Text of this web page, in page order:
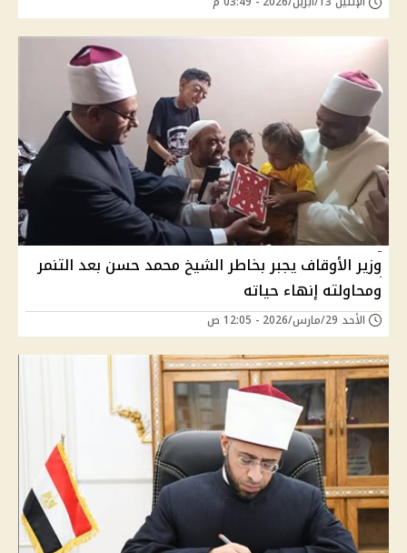
وزير الأوقاف يجبر بخاطر الشيخ محمد حسن بعد التنمر
ومحاولته إنهاء حياته
الأحد 29/مارس/2026 - 12:05 ص